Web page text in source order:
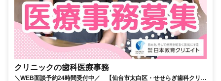
クリニックの歯科医療事務
＼WEB面談予約24時間受付中／ 【仙台市太白区・せせらぎ歯科クリニ